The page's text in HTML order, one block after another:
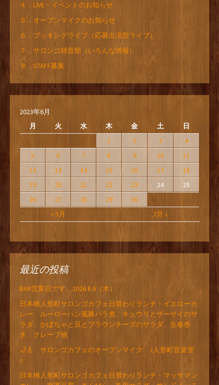
４．LIVE・イベントのお知らせ
５．オープンマイクのお知らせ
６．ブッキングライブ（応募出演型ライブ）
７．サロンゴ雑音部（いろんな情報）
８．STAFF募集
2023年6月
月
火 水 木 金 土 日
« 5月 7月 »
1 2 3
4
5
6 7 8 9 10
11
12
13 14 15 16 17
18
19
20 21 22 23 24
25
26
27 28 29 30
最近の投稿
BAR営業日です。2026.8.6（木）
日本橋人形町サロンゴカフェ日替わりランチ・イエローカ
レー、ルーローハン風豚バラ煮、キュウリとザーサイのサ
ラダ、かぼちゃと豆とブラウンチーズのサラダ、生春巻
き、クレープ他
🌙🎸 サロンゴカフェのオープンマイク ♪人形町音楽室
♪
日本橋人形町サロンゴカフェ日替わりランチ・マッサマン